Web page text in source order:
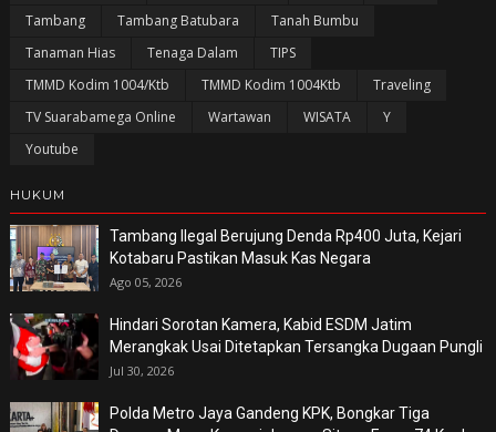
Tambang
Tambang Batubara
Tanah Bumbu
Tanaman Hias
Tenaga Dalam
TIPS
TMMD Kodim 1004/Ktb
TMMD Kodim 1004Ktb
Traveling
TV Suarabamega Online
Wartawan WISATA
Y
Youtube
HUKUM
Tambang Ilegal Berujung Denda Rp400 Juta, Kejari
Kotabaru Pastikan Masuk Kas Negara
Ago 05, 2026
Hindari Sorotan Kamera, Kabid ESDM Jatim
Merangkak Usai Ditetapkan Tersangka Dugaan Pungli
Jul 30, 2026
Polda Metro Jaya Gandeng KPK, Bongkar Tiga